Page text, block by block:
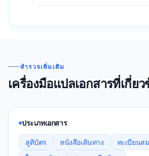
สํารวจเพิ่มเติม
เครื่องมือแปลเอกสารที่เกี่ยว
ประเภทเอกสาร
สูติบัตร หนังสือเดินทาง ทะเบียนส